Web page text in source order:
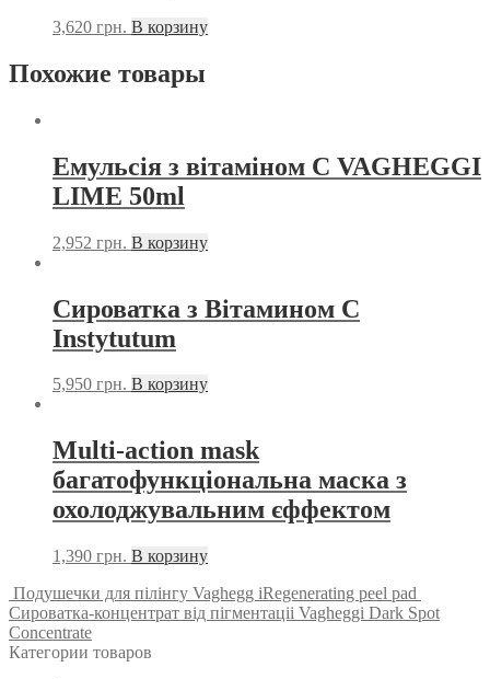
3,620 грн. В корзину
Похожие товары
Емульсія з вітаміном С VAGHEGGI
LIME 50ml
2,952 грн. В корзину
Сироватка з Вітамином С
Instytutum
5,950 грн. В корзину
Multi-action mask
багатофункціональна маска з
охолоджувальним єффектом
1,390 грн. В корзину
Подушечки для пілінгу Vaghegg iRegenerating peel pad
Сироватка-концентрат від пігментаціі Vagheggi Dark Spot
Concentrate
Категории товаров